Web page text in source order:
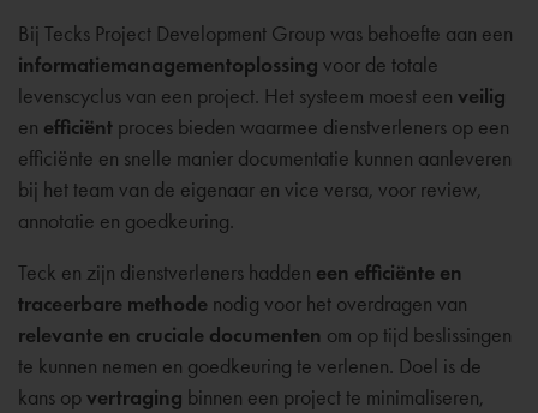
Bij Tecks Project Development Group was behoefte aan een
informatiemanagementoplossing voor de totale
levenscyclus van een project. Het systeem moest een veilig
en efficiënt proces bieden waarmee dienstverleners op een
efficiënte en snelle manier documentatie kunnen aanleveren
bij het team van de eigenaar en vice versa, voor review,
annotatie en goedkeuring.
Teck en zijn dienstverleners hadden een efficiënte en
traceerbare methode nodig voor het overdragen van
relevante en cruciale documenten om op tijd beslissingen
te kunnen nemen en goedkeuring te verlenen. Doel is de
kans opvertraging binnen een project te minimaliseren,